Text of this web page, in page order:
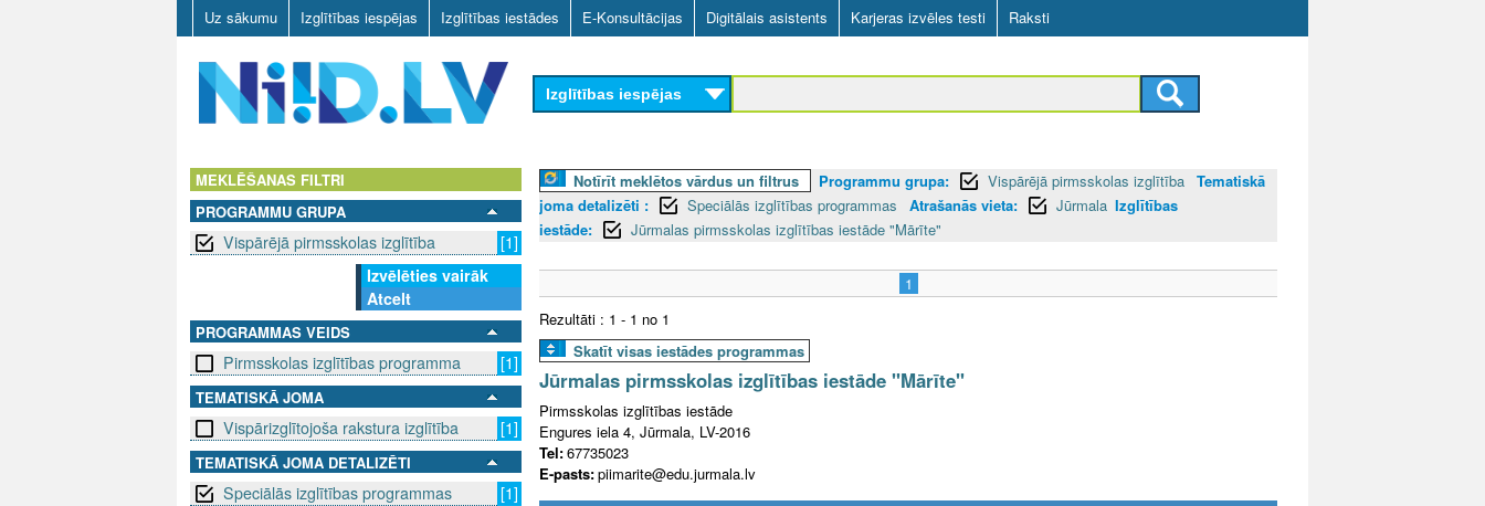
Skip
to
main
content
Uz sākumu Izglītības iespējas Izglītības iestādes E-Konsultācijas Digitālais asistents Karjeras izvēles testi Raksti
V
Izglītības iespējas
MEKLĒŠANAS FILTRI
PROGRAMMU GRUPA
Vispārējā pirmsskolas izglītība
[1]
Izvēlēties vairāk
Atcelt
PROGRAMMAS VEIDS
Pirmsskolas izglītības programma [1]
TEMATISKĀ JOMA
Vispārizglītojoša rakstura izglītība [1]
TEMATISKĀ JOMA DETALIZĒTI
Speciālās izglītības programmas
[1]
Notīrīt meklētos vārdus un filtrus Programmu grupa: Vispārējā pirmsskolas izglītība Tematiskā
joma detalizēti :
Speciālās izglītības programmas Atrašanās vieta: Jūrmala Izglītības
iestāde:
Jūrmalas pirmsskolas izglītības iestāde "Mārīte"
1
Rezultāti : 1 - 1 no 1
Skatīt visas iestādes programmas
Jūrmalas pirmsskolas izglītības iestāde "Mārīte"
Pirmsskolas izglītības iestāde
Engures iela 4, Jūrmala, LV-2016
Tel:67735023
E-pasts:piimarite@edu.jurmala.lv